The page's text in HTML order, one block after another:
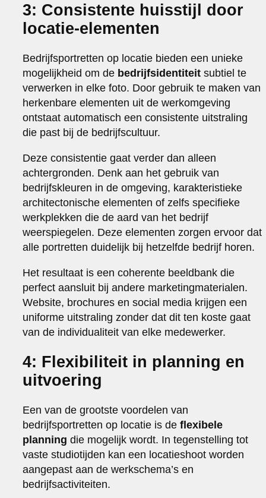
3: Consistente huisstijl door
locatie-elementen
Bedrijfsportretten op locatie bieden een unieke
mogelijkheid om de bedrijfsidentiteit subtiel te
verwerken in elke foto. Door gebruik te maken van
herkenbare elementen uit de werkomgeving
ontstaat automatisch een consistente uitstraling
die past bij de bedrijfscultuur.
Deze consistentie gaat verder dan alleen
achtergronden. Denk aan het gebruik van
bedrijfskleuren in de omgeving, karakteristieke
architectonische elementen of zelfs specifieke
werkplekken die de aard van het bedrijf
weerspiegelen. Deze elementen zorgen ervoor dat
alle portretten duidelijk bij hetzelfde bedrijf horen.
Het resultaat is een coherente beeldbank die
perfect aansluit bij andere marketingmaterialen.
Website, brochures en social media krijgen een
uniforme uitstraling zonder dat dit ten koste gaat
van de individualiteit van elke medewerker.
4: Flexibiliteit in planning en
uitvoering
Een van de grootste voordelen van
bedrijfsportretten op locatie is deflexibele
planning die mogelijk wordt. In tegenstelling tot
vaste studiotijden kan een locatieshoot worden
aangepast aan de werkschema’s en
bedrijfsactiviteiten.